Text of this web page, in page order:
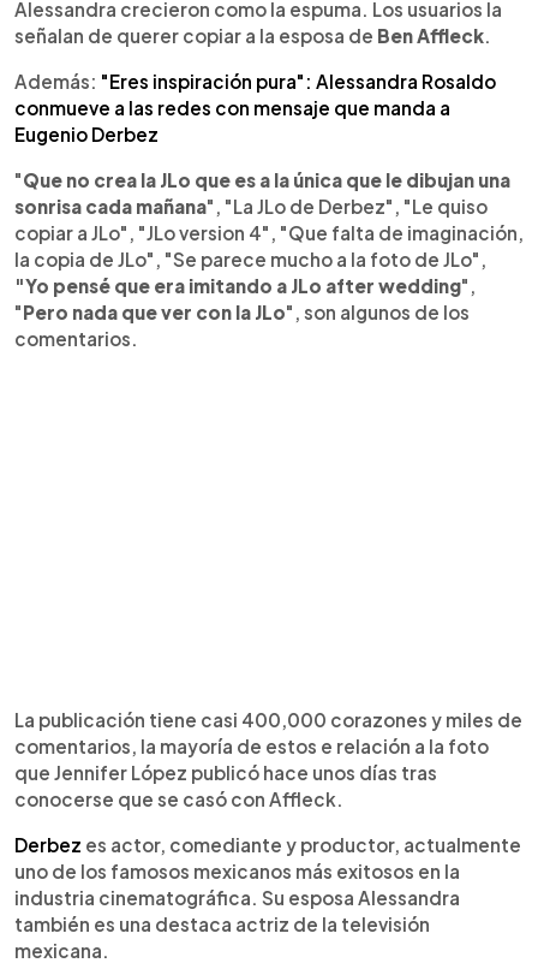
Alessandra crecieron como la espuma. Los usuarios la
señalan de querer copiar a la esposa de Ben Affleck
Además: "Eres inspiración pura": Alessandra Rosaldo
conmueve a las redes con mensaje que manda a
Eugenio Derbez
"Que no crea la JLo que es a la única que le dibujan una
sonrisa cada mañana", "La JLo de Derbez", "Le quiso
copiar a JLo", "JLo version 4", "Que falta de imaginación,
la copia de JLo", "Se parece mucho a la foto de JLo",
"Yo pensé que era imitando a JLo after wedding",
"Pero nada que ver con la JLo", son algunos de los
comentarios.
La publicación tiene casi 400,000 corazones y miles de
comentarios, la mayoría de estos e relación a la foto
que Jennifer López publicó hace unos días tras
conocerse que se casó con Affleck.
Derbez es actor, comediante y productor, actualmente
uno de los famosos mexicanos más exitosos en la
industria cinematográfica. Su esposa Alessandra
también es una destaca actriz de la televisión
mexicana.